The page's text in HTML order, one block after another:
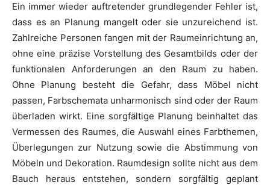
Ein immer wieder auftretender grundlegender Fehler ist,
dass es an Planung mangelt oder sie unzureichend ist.
Zahlreiche Personen fangen mit der Raumeinrichtung an,
ohne eine präzise Vorstellung des Gesamtbilds oder der
funktionalen Anforderungen an den Raum zu haben.
Ohne Planung besteht die Gefahr, dass Möbel nicht
passen, Farbschemata unharmonisch sind oder der Raum
überladen wirkt. Eine sorgfältige Planung beinhaltet das
Vermessen des Raumes, die Auswahl eines Farbthemen,
Überlegungen zur Nutzung sowie die Abstimmung von
Möbeln und Dekoration. Raumdesign sollte nicht aus dem
Bauch heraus entstehen, sondern sorgfältig geplant